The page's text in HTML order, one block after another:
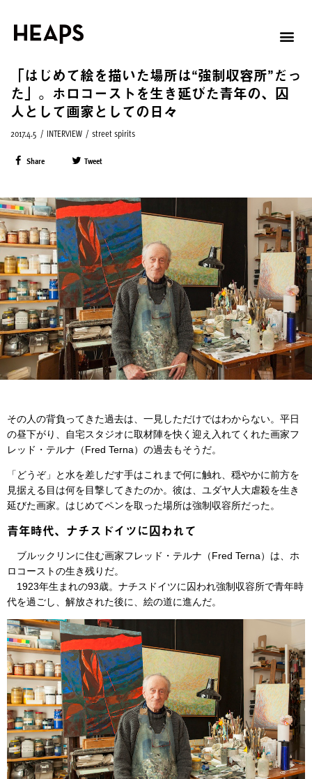
「はじめて絵を描いた場所は“強制収容所”だっ
た」。ホロコーストを生き延びた青年の、囚
人として画家としての日々
2017.4.5 / INTERVIEW / street spirits
Share Tweet
その人の背負ってきた過去は、一見しただけではわからない。平日
の昼下がり、自宅スタジオに取材陣を快く迎え入れてくれた画家フ
レッド・テルナ（Fred Terna）の過去もそうだ。
「どうぞ」と水を差しだす手はこれまで何に触れ、穏やかに前方を
見据える目は何を目撃してきたのか。彼は、ユダヤ人大虐殺を生き
延びた画家。はじめてペンを取った場所は強制収容所だった。
青年時代、ナチスドイツに囚われて
ブルックリンに住む画家フレッド・テルナ（Fred Terna）は、ホ
ロコーストの生き残りだ。
1923年生まれの93歳。ナチスドイツに囚われ強制収容所で青年時
代を過ごし、解放された後に、絵の道に進んだ。